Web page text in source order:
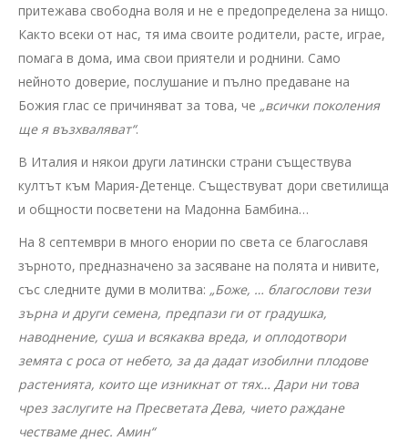
притежава свободна воля и не е предопределена за нищо.
Както всеки от нас, тя има своите родители, расте, играе,
помага в дома, има свои приятели и роднини. Само
нейното доверие, послушание и пълно предаване на
Божия глас се причиняват за това, че „всички поколения
ще я възхваляват“.
В Италия и някои други латински страни съществува
култът към Мария-Детенце. Съществуват дори светилища
и общности посветени на Мадонна Бамбина…
На 8 септември в много енории по света се благославя
зърното, предназначено за засяване на полята и нивите,
със следните думи в молитва: „Боже, … благослови тези
зърна и други семена, предпази ги от градушка,
наводнение, суша и всякаква вреда, и оплодотвори
земята с роса от небето, за да дадат изобилни плодове
растенията, които ще изникнат от тях… Дари ни това
чрез заслугите на Пресветата Дева, чието раждане
честваме днес. Амин“